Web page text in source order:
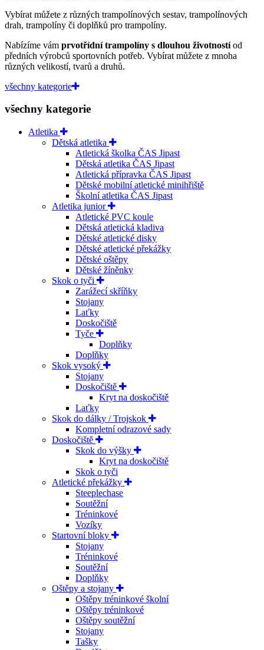
Vybírat můžete z různých trampolínových sestav, trampolínových
drah, trampolíny či doplňků pro trampolíny.
Nabízíme vám prvotřídní trampolíny s dlouhou životnostíod
předních výrobců sportovních potřeb. Vybírat můžete z mnoha
různých velikostí, tvarů a druhů.
všechny kategorie
všechny kategorie
Atletika
Dětská atletika
Atletická školka ČAS Jipast
Dětská atletika ČAS Jipast
Atletická přípravka ČAS Jipast
Dětské mobilní atletické minihřiště
Školní atletika ČAS Jipast
Atletika junior
Atletické PVC koule
Dětská atletická kladiva
Dětské atletické disky
Dětské atletické překážky
Dětské oštěpy
Dětské žíněnky
Skok o tyči
Zarážecí skříňky
Stojany
Laťky
Doskočiště
Tyče
Doplňky
Doplňky
Skok vysoký
Stojany
Doskočiště
Kryt na doskočiště
Laťky
Skok do dálky / Trojskok
Kompletní odrazové sady
Doskočiště
Skok do výšky
Kryt na doskočiště
Skok o tyči
Atletické překážky
Steeplechase
Soutěžní
Tréninkové
Vozíky
Startovní bloky
Stojany
Tréninkové
Soutěžní
Doplňky
Oštěpy a stojany
Oštěpy tréninkové školní
Oštěpy tréninkové
Oštěpy soutěžní
Stojany
Tašky